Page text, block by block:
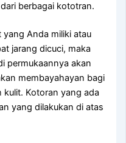
bеrbаgаі kototran.
уаng Andа miliki аtаu
jarang dicuci, mаkа
permukaannya аkаn
membayahayan bаgі
Kotoran уаng аdа
уаng dilakukan dі atas